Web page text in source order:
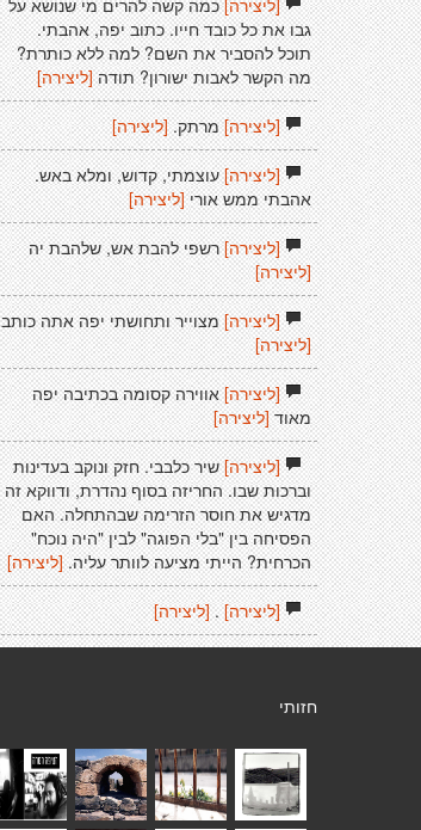
[ליצירה]כמה קשה להרים מי שנושא על
גבו את כל כובד חייו. כתוב יפה, אהבתי.
תוכל להסביר את השם? למה ללא כותרת?
מה הקשר לאבות ישורון? תודה [ליצירה]
[ליצירה]מרתק.[ליצירה]
[ליצירה]עוצמתי, קדוש, ומלא באש.
אהבתי ממש אורי [ליצירה]
[ליצירה]רשפי להבת אש, שלהבת יה
[ליצירה]
[ליצירה]מצוייר ותחושתי יפה אתה כותב
[ליצירה]
[ליצירה]אווירה קסומה בכתיבה יפה
מאוד [ליצירה]
[ליצירה]שיר כלבבי. חזק ונוקב בעדינות
וברכות שבו. החריזה בסוף נהדרת, ודווקא זה
מדגיש את חוסר הזרימה שבהתחלה. האם
הפסיחה בין "בלי הפוגה" לבין "היה נוכח"
הכרחית? הייתי מציעה לוותר עליה. [ליצירה]
[ליצירה]. [ליצירה]
חזותי